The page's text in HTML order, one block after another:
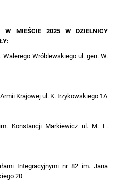
W MIEŚCIE 2025 W DZIELNICY
Wróblewskiego ul. gen. W.
Krajowej ul. K. Irzykowskiego 1A
Konstancji Markiewicz ul. M. E.
Integracyjnymi nr 82 im. Jana
20